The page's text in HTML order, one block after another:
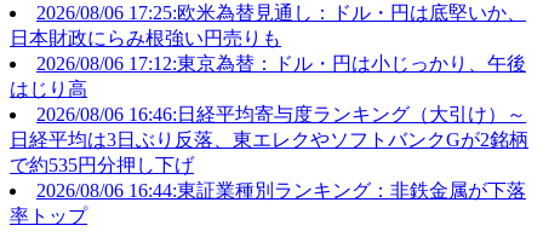
2026/08/06 17:25:欧米為替見通し：ドル・円は底堅いか、
日本財政にらみ根強い円売りも
2026/08/06 17:12:東京為替：ドル・円は小じっかり、午後
はじり高
2026/08/06 16:46:日経平均寄与度ランキング（大引け）～
日経平均は3日ぶり反落、東エレクやソフトバンクGが2銘柄
で約535円分押し下げ
2026/08/06 16:44:東証業種別ランキング：非鉄金属が下落
率トップ